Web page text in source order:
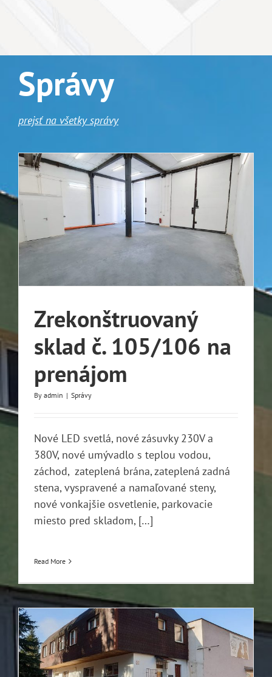
Správy
prejsť na všetky správy
Zrekonštruovaný
sklad č. 105/106 na
prenájom
By admin | Správy
Nové LED svetlá, nové zásuvky 230V a
380V, nové umývadlo s teplou vodou,
záchod, zateplená brána, zateplená zadná
stena, vyspravené a namaľované steny,
nové vonkajšie osvetlenie, parkovacie
miesto pred skladom, […]
Read More